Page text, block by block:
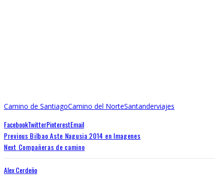
Camino de SantiagoCamino del NorteSantanderviajes
FacebookTwitterPinterestEmail
Previous Bilbao Aste Nagusia 2014 en Imagenes
Next Compañeras de camino
Alex Cerdeño